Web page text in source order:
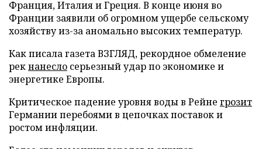
Франция, Италия и Греция. В конце июня во
Франции заявили об огромном ущербе сельскому
хозяйству из-за аномально высоких температур.
Как писала газета ВЗГЛЯД, рекордное обмеление
рекнанесло серьезный удар по экономике и
энергетике Европы.
Критическое падение уровня воды в Рейне грозит
Германии перебоями в цепочках поставок и
ростом инфляции.